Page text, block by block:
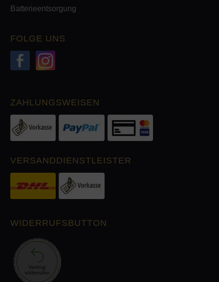
Batterieentsorgung
FOLGE UNS
ZAHLUNGSWEISEN
VERSANDDIENSTLEISTER
WIDERRUFSBUTTON